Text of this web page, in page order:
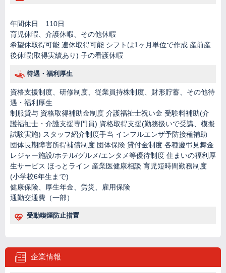
年間休日 110日
育児休暇、介護休暇、その他休暇
希望休取得可能 連休取得可能 シフトは1ヶ月単位で作成 産前産
後休暇(取得実績あり) 子の看護休暇
待遇・福利厚生
資格支援制度、研修制度、従業員持株制度、財形貯蓄、その他待
遇・福利厚生
制服貸与 資格取得補助金制度 介護福祉士祝い金 受験料補助(介
護福祉士・介護支援専門員) 資格取得支援(勤務扱いで受講、模擬
試験実施) スタッフ紹介制度手当 インフルエンザ予防接種補助
団体長期障害所得補償制度 団体保険 貸付金制度 各種慶弔見舞金
レジャー施設/ホテル/グルメ/エンタメ等優待制度 住まいの福利厚
生サービス ほっとライン 産業医健康相談 育児短時間勤務制度
(小学校6年生まで)
健康保険、厚生年金、労災、雇用保険
通勤交通費（一部）
受動喫煙防止措置
企業情報